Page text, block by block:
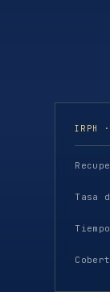
IRPH ·
Tasa